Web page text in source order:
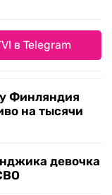
в Telegram
Финляндия
на тысячи
девочка